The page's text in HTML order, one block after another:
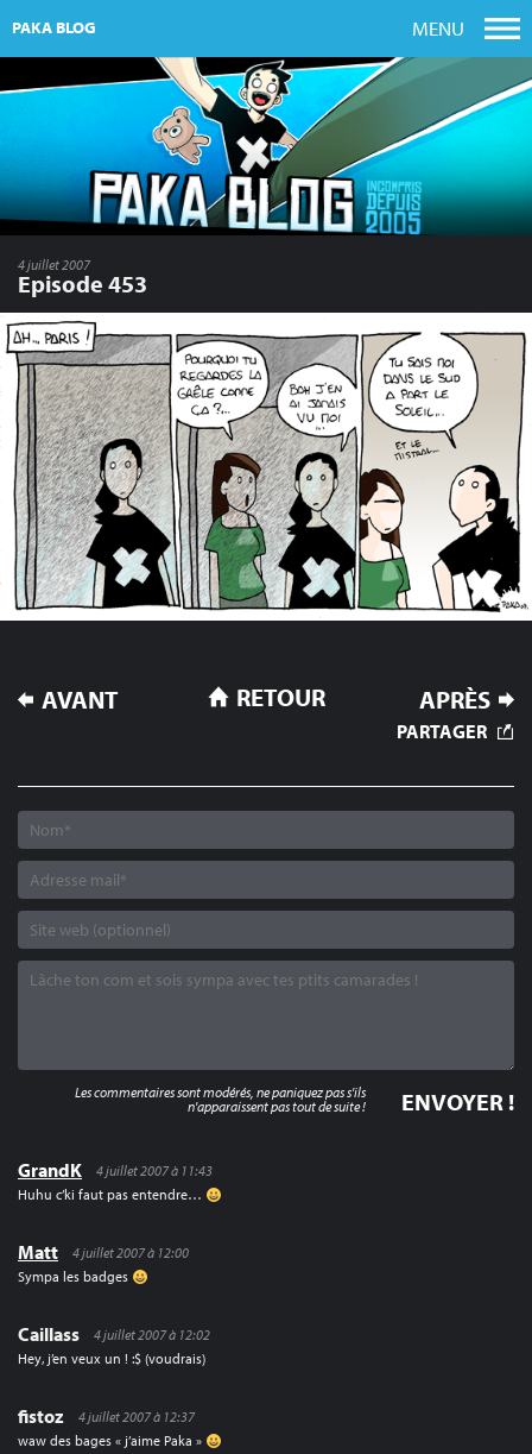
PAKA BLOG MENU
4 juillet 2007
Episode 453
NAVIGATION
DE
AVANT APRÈS
RETOUR
PARTAGER
GrandK
4 juillet 2007 à 11:43
Huhu c’ki faut pas entendre…
Matt
4 juillet 2007 à 12:00
Sympa les badges
Caillass
4 juillet 2007 à 12:02
Hey, j’en veux un ! :$ (voudrais)
fistoz
4 juillet 2007 à 12:37
waw des bages « j’aime Paka »
Les commentaires sont modérés, ne paniquez pas s'ils
n'apparaissent pas tout de suite !